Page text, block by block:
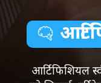
आर्टिफिशियल